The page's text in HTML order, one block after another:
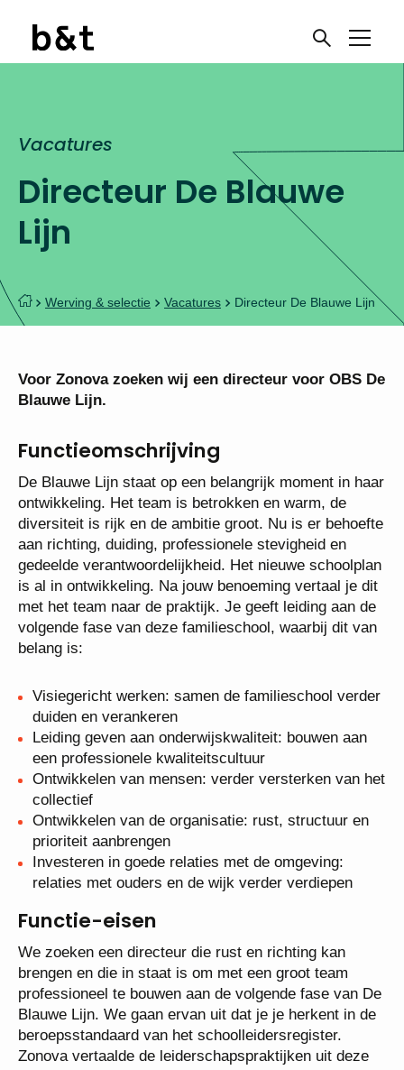
Directeur De Blauwe
Lijn
Vacatures
Werving & selectie Vacatures Directeur De Blauwe Lijn
Voor Zonova zoeken wij een directeur voor OBS
De Blauwe Lijn.
Functieomschrijving
De Blauwe Lijn staat op een belangrijk moment in
haar ontwikkeling. Het team is betrokken en warm,
de diversiteit is rijk en de ambitie groot. Nu is er
behoefte aan richting, duiding, professionele
stevigheid en gedeelde verantwoordelijkheid. Het
nieuwe schoolplan is al in ontwikkeling. Na jouw
benoeming vertaal je dit met het team naar de
praktijk. Je geeft leiding aan de volgende fase van
deze familieschool, waarbij dit van belang is:
Visiegericht werken: samen de familieschool
verder duiden en verankeren
Leiding geven aan onderwijskwaliteit: bouwen aan
een professionele kwaliteitscultuur
Ontwikkelen van mensen: verder versterken van
het collectief
Ontwikkelen van de organisatie: rust, structuur en
prioriteit aanbrengen
Investeren in goede relaties met de omgeving:
relaties met ouders en de wijk verder verdiepen
Functie-eisen
We zoeken een directeur die rust en richting kan
brengen en die in staat is om met een groot team
professioneel te bouwen aan de volgende fase van
De Blauwe Lijn. We gaan ervan uit dat je je herkent
in de beroepsstandaard van het
schoolleidersregister. Zonova vertaalde de